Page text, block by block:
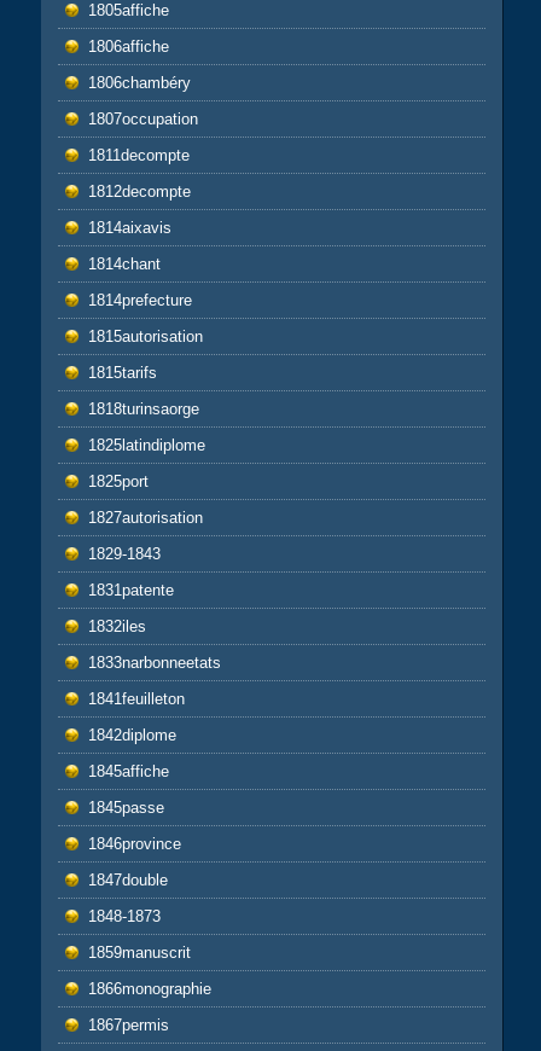
1805affiche
1806affiche
1806chambéry
1807occupation
1811decompte
1812decompte
1814aixavis
1814chant
1814prefecture
1815autorisation
1815tarifs
1818turinsaorge
1825latindiplome
1825port
1827autorisation
1829-1843
1831patente
1832iles
1833narbonneetats
1841feuilleton
1842diplome
1845affiche
1845passe
1846province
1847double
1848-1873
1859manuscrit
1866monographie
1867permis